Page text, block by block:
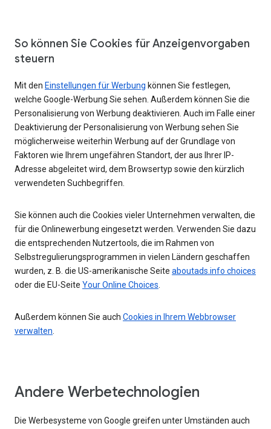
So können Sie Cookies für Anzeigenvorgaben
steuern
Mit den Einstellungen für Werbung können Sie festlegen,
welche Google-Werbung Sie sehen. Außerdem können Sie die
Personalisierung von Werbung deaktivieren. Auch im Falle einer
Deaktivierung der Personalisierung von Werbung sehen Sie
möglicherweise weiterhin Werbung auf der Grundlage von
Faktoren wie Ihrem ungefähren Standort, der aus Ihrer IP-
Adresse abgeleitet wird, dem Browsertyp sowie den kürzlich
verwendeten Suchbegriffen.
Sie können auch die Cookies vieler Unternehmen verwalten, die
für die Onlinewerbung eingesetzt werden. Verwenden Sie dazu
die entsprechenden Nutzertools, die im Rahmen von
Selbstregulierungsprogrammen in vielen Ländern geschaffen
wurden, z. B. die US-amerikanische Seite aboutads.info choices
oder die EU-Seite Your Online Choices.
Außerdem können Sie auch Cookies in Ihrem Webbrowser
verwalten.
Andere Werbetechnologien
Die Werbesysteme von Google greifen unter Umständen auch